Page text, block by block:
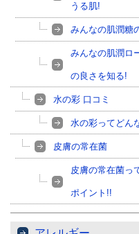
うる肌!
みんなの肌潤糖
みんなの肌潤ロ
の良さを知る!
水の彩 口コミ
水の彩ってどん
皮膚の常在菌
皮膚の常在菌っ
ポイント!!